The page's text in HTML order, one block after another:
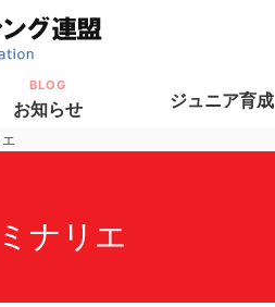
BLOG
お知らせ ジュニア育成
ナリエ